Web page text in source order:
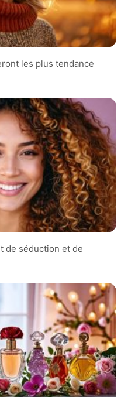
les plus tendance
de séduction et de